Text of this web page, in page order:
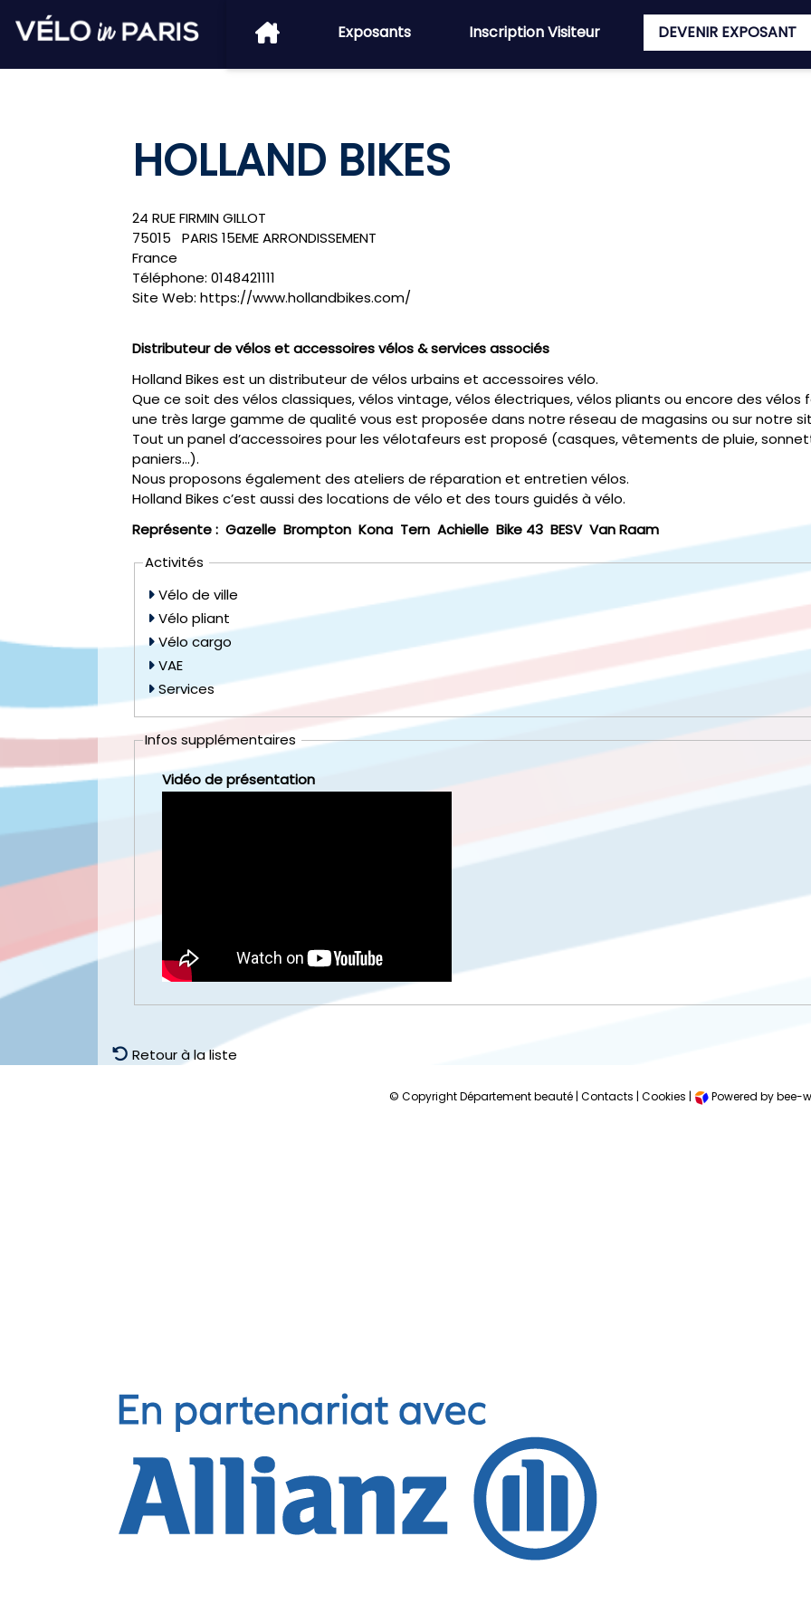
Exposants Inscription Visiteur DEVENIR EXPOSANT
HOLLAND BIKES
24 RUE FIRMIN GILLOT
75015
PARIS 15EME ARRONDISSEMENT
France
Téléphone: 0148421111
Site Web: https://www.hollandbikes.com/
Distributeur de vélos et accessoires vélos & services associés
Holland Bikes est un distributeur de vélos urbains et accessoires vélo.
Que ce soit des vélos classiques, vélos vintage, vélos électriques, vélos pliants ou encore des vélos
une très large gamme de qualité vous est proposée dans notre réseau de magasins ou sur notre
Tout un panel d’accessoires pour les vélotafeurs est proposé (casques, vêtements de pluie,
paniers...).
Nous proposons également des ateliers de réparation et entretien vélos.
Holland Bikes c’est aussi des locations de vélo et des tours guidés à vélo.
Représente : Gazelle Brompton Kona Tern Achielle Bike 43 BESV Van Raam
Activités
Vélo de ville
Vélo pliant
Vélo cargo
VAE
Services
Infos supplémentaires
Vidéo de présentation
Retour à la liste
© Copyright Département beauté | Contacts | Cookies | Powered by bee-